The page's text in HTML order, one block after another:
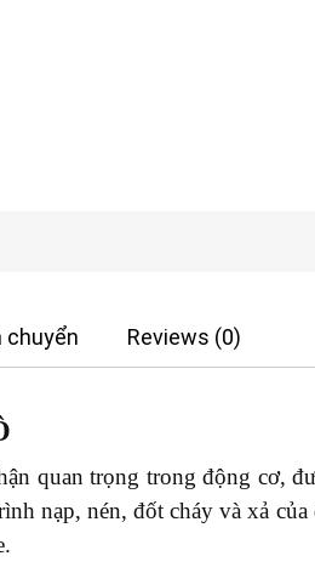
chuyển Reviews (0)
quan trọng trong động cơ,
nạp, nén, đốt cháy và xả